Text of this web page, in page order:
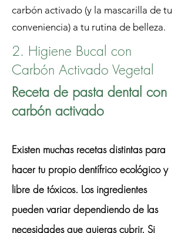
carbón activado (y la mascarilla de tu
conveniencia) a tu rutina de belleza.
2. Higiene Bucal con
Carbón Activado Vegetal
Receta de pasta dental con
carbón activado
Existen muchas recetas distintas para
hacer tu propio dentífrico ecológico y
libre de tóxicos. Los ingredientes
pueden variar dependiendo de las
necesidades que quieras cubrir. Si